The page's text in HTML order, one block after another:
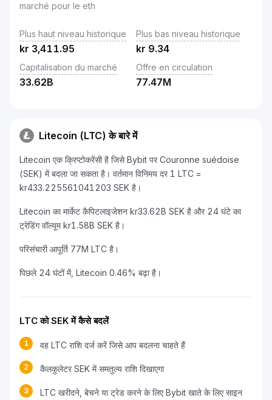
marché pour le eth
Plus haut niveau historique
kr 3,411.95
Plus bas niveau historique
kr 9.34
Capitalisation du marché
33.62B
Offre en circulation
77.47M
Litecoin (LTC) के बारे में
Litecoin एक क्रिप्टोकरेंसी है जिसे Bybit पर Couronne suédoise
(SEK) में बदला जा सकता है। वर्तमान विनिमय दर 1 LTC =
kr433.225561041203 SEK है।
Litecoin का मार्केट कैपिटलाइजेशन kr33.62B SEK है और 24 घंटे का
ट्रेडिंग वॉल्यूम kr1.58B SEK है।
परिसंचारी आपूर्ति 77M LTC है।
पिछले 24 घंटों में, Litecoin 0.46% बढ़ा है।
LTC को SEK में कैसे बदलें
1 वह LTC राशि दर्ज करें जिसे आप बदलना चाहते हैं
2 कैलकुलेटर SEK में समतुल्य राशि दिखाएगा
3
LTC खरीदने, बेचने या ट्रेड करने के लिए Bybit खाते के लिए साइन